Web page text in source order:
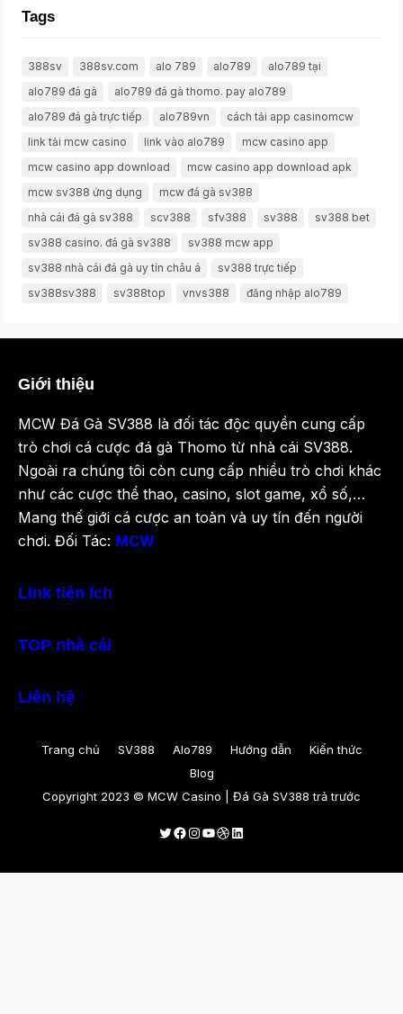
Tags
388sv 388sv.com alo 789 alo789
alo789 tại
alo789 đá gà
alo789 đá gà thomo. pay alo789
alo789 đá gà trực tiếp
alo789vn
cách tải app casinomcw
link tải mcw casino
link vào alo789
mcw casino app
mcw casino app download
mcw casino app download apk
mcw sv388 ứng dụng
mcw đá gà sv388
nhà cái đá gà sv388
scv388 sfv388 sv388
sv388 bet
sv388 casino. đá gà sv388
sv388 mcw app
sv388 nhà cái đá gà uy tín châu á
sv388 trực tiếp
sv388sv388
sv388top vnvs388 đăng nhập alo789
Giới thiệu
MCW Đá Gà SV388 là đối tác độc quyền cung cấp
trò chơi cá cược đá gà Thomo từ nhà cái SV388.
Ngoài ra chúng tôi còn cung cấp nhiều trò chơi khác
như các cược thể thao, casino, slot game, xổ số,…
Mang thế giới cá cược an toàn và uy tín đến người
chơi. Đối Tác: MCW
Link tiện ích
TOP nhà cái
Liên hệ
Trang chủ SV388 Alo789 Hướng dẫn
Kiến thức
Blog
Copyright 2023 © MCW Casino | Đá Gà SV388 trả trước
Twitter
Facebook
Instagram
Youtube
Dribbble
LinkedIn